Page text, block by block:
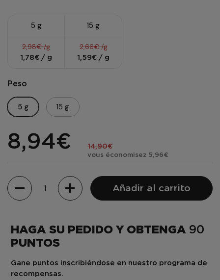
5 g
2,98€ /g
1,78€ / g
15 g
2,66€ /g
1,59€ / g
Peso
5 g 15 g
8,94€ 14,90€
vous économisez 5,96€
Cantidad
Añadir al carrito
HAGA SU PEDIDO Y OBTENGA 90
PUNTOS
Gane puntos inscribiéndose en nuestro programa de
recompensas.